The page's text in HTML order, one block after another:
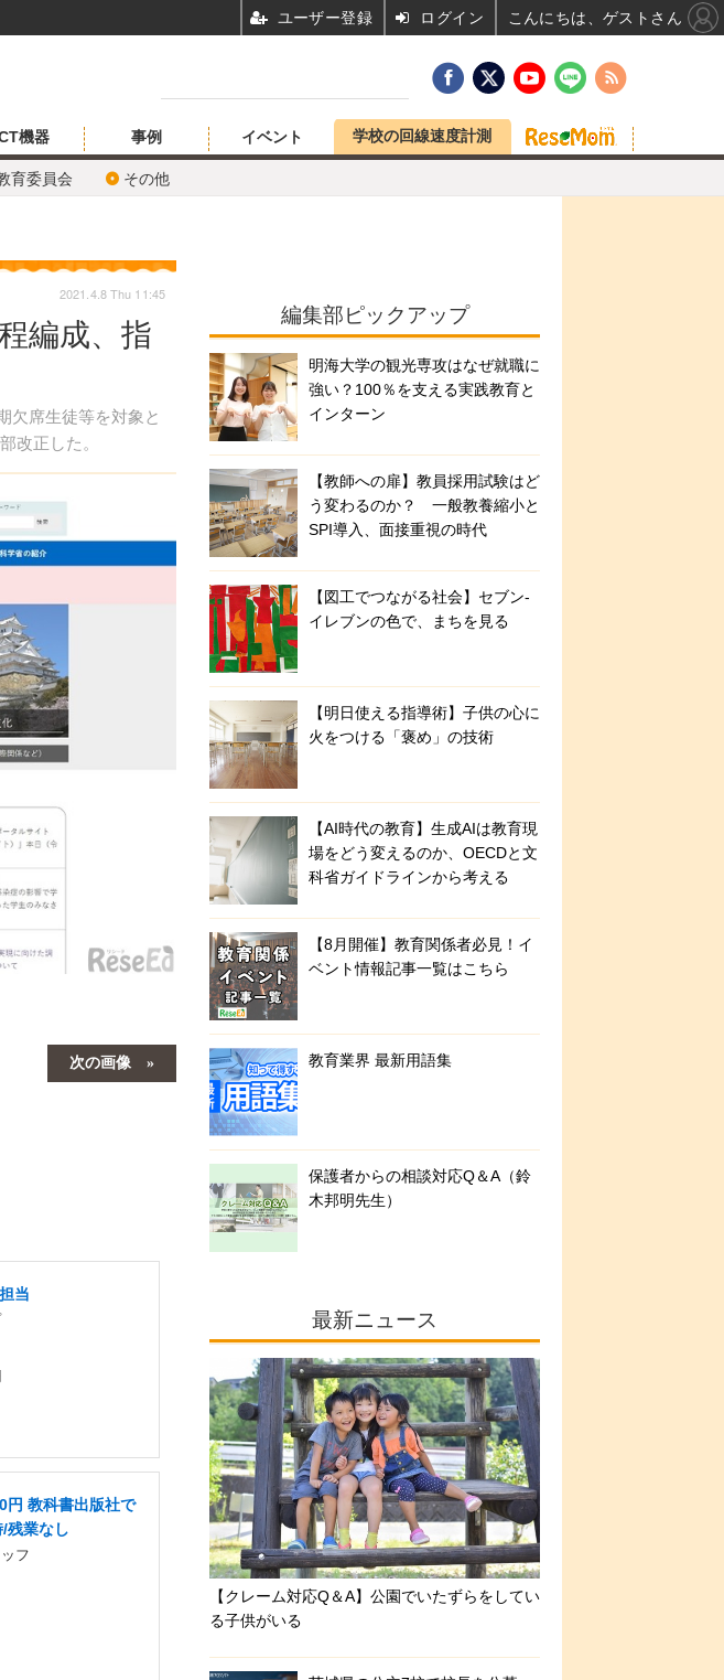
育委員会 その他
機器 事例 イベント 学校の回線速度計測
編成、指
欠席生徒等を対象と
改正した。
2021.4.8 Thu 11:45
次の画像
当
円 教科書出版社で
残業なし
フ
編集部ピックアップ
明海大学の観光専攻はなぜ就職に
強い？100％を支える実践教育と
インターン
【教師への扉】教員採用試験はど
う変わるのか？ 一般教養縮小と
SPI導入、面接重視の時代
【図工でつながる社会】セブン‐
イレブンの色で、まちを見る
【明日使える指導術】子供の心に
火をつける「褒め」の技術
【AI時代の教育】生成AIは教育現
場をどう変えるのか、OECDと文
科省ガイドラインから考える
【8月開催】教育関係者必見！イ
ベント情報記事一覧はこちら
教育業界 最新用語集
保護者からの相談対応Q＆A（鈴
木邦明先生）
最新ニュース
【クレーム対応Q＆A】公園でいたずらをしてい
る子供がいる
ユーザー登録 ログイン こんにちは、ゲストさん